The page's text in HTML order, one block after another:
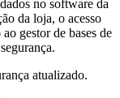
no software da
da loja, o acesso
gestor de bases de
atualizado.